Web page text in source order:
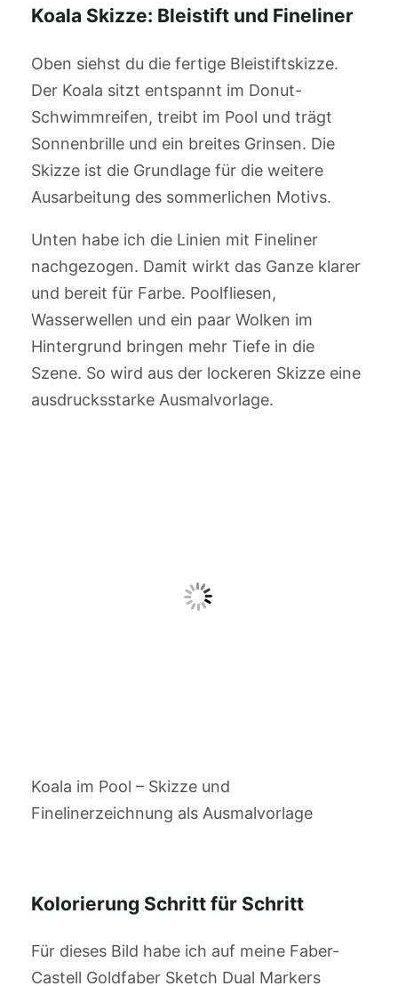
Koala Skizze: Bleistift und Fineliner
Oben siehst du die fertige Bleistiftskizze.
Der Koala sitzt entspannt im Donut-
Schwimmreifen, treibt im Pool und trägt
Sonnenbrille und ein breites Grinsen. Die
Skizze ist die Grundlage für die weitere
Ausarbeitung des sommerlichen Motivs.
Unten habe ich die Linien mit Fineliner
nachgezogen. Damit wirkt das Ganze klarer
und bereit für Farbe. Poolfliesen,
Wasserwellen und ein paar Wolken im
Hintergrund bringen mehr Tiefe in die
Szene. So wird aus der lockeren Skizze eine
ausdrucksstarke Ausmalvorlage.
Koala im Pool – Skizze und
Finelinerzeichnung als Ausmalvorlage
Kolorierung Schritt für Schritt
Für dieses Bild habe ich auf meine Faber-
Castell Goldfaber Sketch Dual Markers